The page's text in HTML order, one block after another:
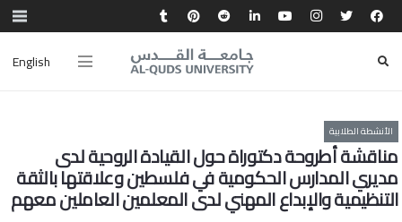
English
الأنشطة الطلابية
مناقشة أطروحة دكتوراة حول القيادة الروحية لدى
مديري المدارس الحكومية في فلسطين وعلاقتها بالثقة
التنظيمية والإبداع المهني لدى المعلمين العاملين معهم